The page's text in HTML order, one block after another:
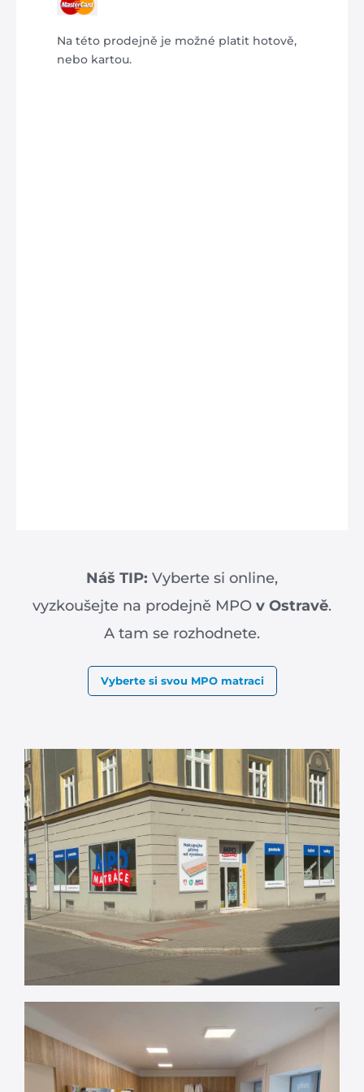
Na této prodejně je možné platit hotově,
nebo kartou.
Náš TIP: Vyberte si online,
vyzkoušejte na prodejně MPO v Ostravě.
A tam se rozhodnete.
Vyberte si svou MPO matraci